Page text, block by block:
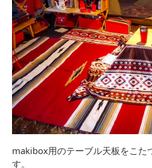
makibox用のテーブル天板をこた
す。